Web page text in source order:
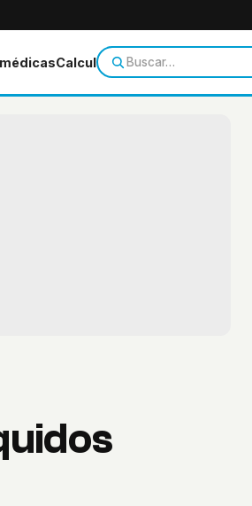
CalculadorasTemas de salud